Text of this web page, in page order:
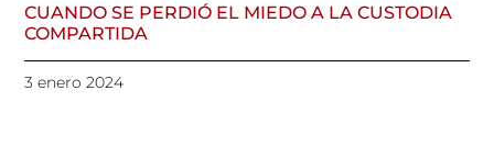
CUANDO SE PERDIÓ EL MIEDO A LA CUSTODIA
COMPARTIDA
3 enero 2024